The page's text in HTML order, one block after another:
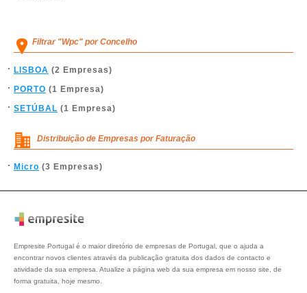
Filtrar "Wpc" por Concelho
LISBOA (2 Empresas)
PORTO (1 Empresa)
SETÚBAL (1 Empresa)
Distribuição de Empresas por Faturação
Micro (3 Empresas)
Empresite Portugal é o maior diretório de empresas de Portugal, que o ajuda a
encontrar novos clientes através da publicação gratuita dos dados de contacto e
atividade da sua empresa. Atualize a página web da sua empresa em nosso site, de
forma gratuita, hoje mesmo.